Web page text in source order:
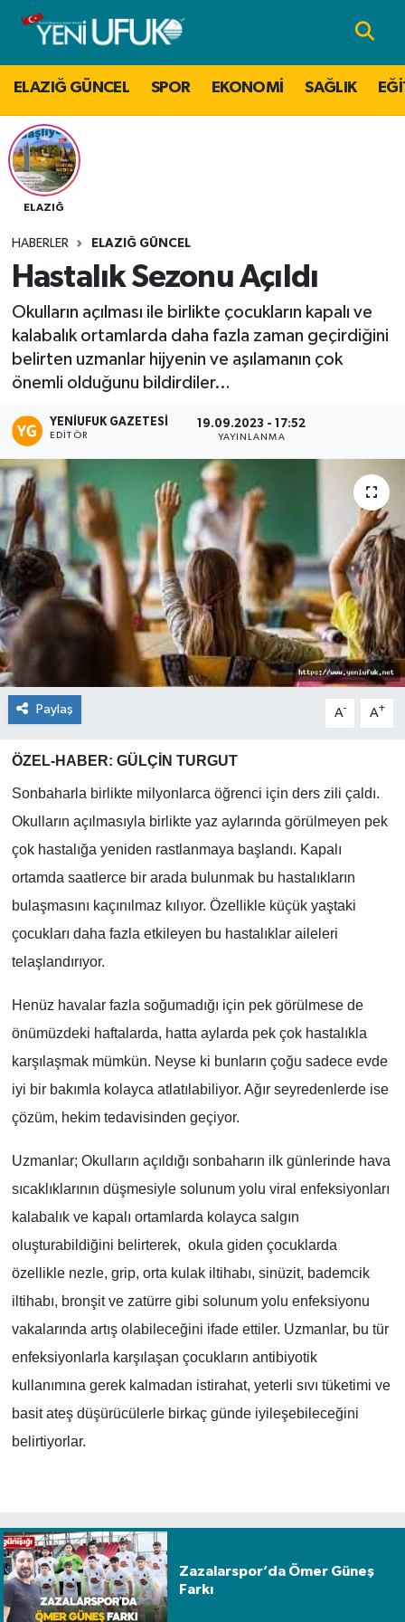
ELAZIĞ GÜNCEL SPOR EKONOMİ SAĞLIK
ELAZIĞ
HABERLER ELAZIĞ GÜNCEL
Hastalık Sezonu Açıldı
Okulların açılması ile birlikte çocukların kapalı ve
kalabalık ortamlarda daha fazla zaman geçirdiğini
belirten uzmanlar hijyenin ve aşılamanın çok
önemli olduğunu bildirdiler…
YENIUFUK GAZETESI
EDITÖR
19.09.2023 - 17:52
YAYINLANMA
Paylaş A- A+
ÖZEL-HABER: GÜLÇİN TURGUT
Sonbaharla birlikte milyonlarca öğrenci için ders zili çaldı.
Okulların açılmasıyla birlikte yaz aylarında görülmeyen pek
çok hastalığa yeniden rastlanmaya başlandı. Kapalı
ortamda saatlerce bir arada bulunmak bu hastalıkların
bulaşmasını kaçınılmaz kılıyor. Özellikle küçük yaştaki
çocukları daha fazla etkileyen bu hastalıklar aileleri
telaşlandırıyor.
Henüz havalar fazla soğumadığı için pek görülmese de
önümüzdeki haftalarda, hatta aylarda pek çok hastalıkla
karşılaşmak mümkün. Neyse ki bunların çoğu sadece evde
iyi bir bakımla kolayca atlatılabiliyor. Ağır seyredenlerde ise
çözüm, hekim tedavisinden geçiyor.
Uzmanlar; Okulların açıldığı sonbaharın ilk günlerinde hava
sıcaklıklarının düşmesiyle solunum yolu viral enfeksiyonları
kalabalık ve kapalı ortamlarda kolayca salgın
oluşturabildiğini belirterek, okula giden çocuklarda
özellikle nezle, grip, orta kulak iltihabı, sinüzit, bademcik
iltihabı, bronşit ve zatürre gibi solunum yolu enfeksiyonu
vakalarında artış olabileceğini ifade ettiler. Uzmanlar, bu tür
enfeksiyonlarla karşılaşan çocukların antibiyotik
kullanımına gerek kalmadan istirahat, yeterli sıvı tüketimi ve
basit ateş düşürücülerle birkaç günde iyileşebileceğini
belirtiyorlar.
Zazalarspor’da Ömer Güneş
Farkı
Nöbetçi Eczaneler
Hava Durumu
Namaz Vakitleri
Trafik Durumu
Son Dakika Haberleri
Haber Arşivi